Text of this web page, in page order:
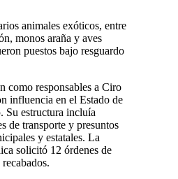
animales exóticos, entre
monos araña y aves
puestos bajo resguardo
como responsables a Ciro
influencia en el Estado de
estructura incluía
de transporte y presuntos
y estatales. La
solicitó 12 órdenes de